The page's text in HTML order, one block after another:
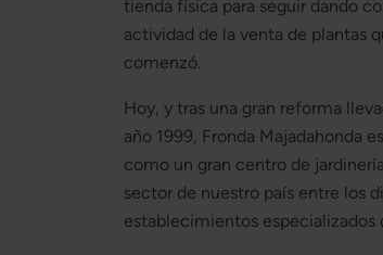
tienda física para seguir dando
actividad de la venta de plantas
comenzó.
Hoy, y tras una gran reforma
año 1999, Fronda Majadahonda
como un gran centro de
sector de nuestro país entre los
establecimientos especializados